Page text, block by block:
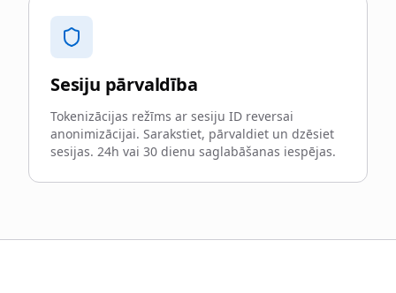
Sesiju pārvaldība
Tokenizācijas režīms ar sesiju ID reversai
anonimizācijai. Sarakstiet, pārvaldiet un dzēsiet
sesijas. 24h vai 30 dienu saglabāšanas iespējas.